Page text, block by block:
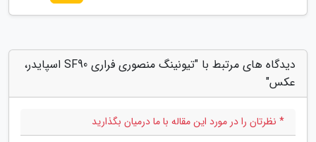
دیدگاه های مرتبط با "تیونینگ منصوری فراری SF90 اسپایدر،
عکس"
* نظرتان را در مورد این مقاله با ما درمیان بگذارید